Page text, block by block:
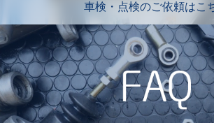
車検・点検のご依頼はこ